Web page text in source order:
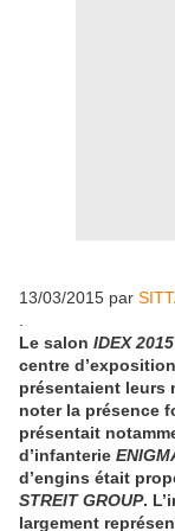
13/03/2015 par
Le salon IDEX 2015
centre
présentaient leurs
noter la présence
présentait
d’infanterie
d’engins était
STREIT GROUP.
largement